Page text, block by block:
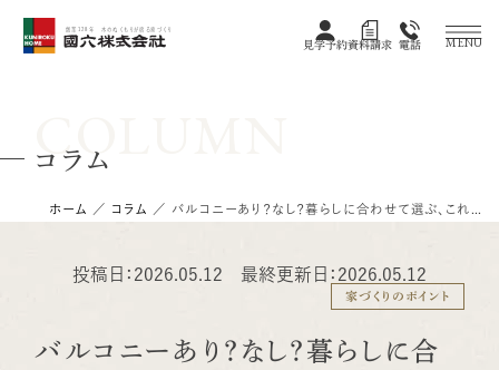
創業128年 木のぬくもりが宿る家づくり
見学予約資料請求 電話 MENU
コラム
COLUMN
ホーム ／ コラム ／
投稿日：2026.05.12 最終更新日：2026.05.12
家づくりのポイント
バルコニーあり？なし？暮らしに合